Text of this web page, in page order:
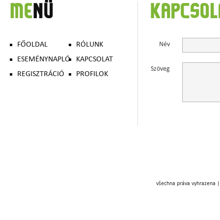
MENÜ
FŐOLDAL
RÓLUNK
ESEMÉNYNAPLÓ
KAPCSOLAT
REGISZTRÁCIÓ
PROFILOK
Név
Szöveg
všechna práva